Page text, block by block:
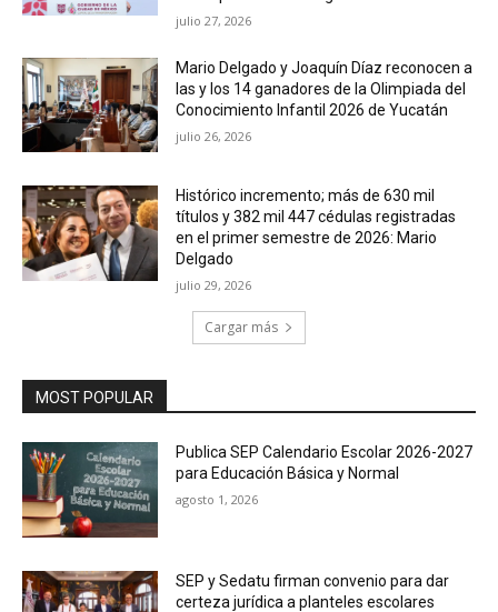
julio 27, 2026
Mario Delgado y Joaquín Díaz reconocen a
las y los 14 ganadores de la Olimpiada del
Conocimiento Infantil 2026 de Yucatán
julio 26, 2026
Histórico incremento; más de 630 mil
títulos y 382 mil 447 cédulas registradas
en el primer semestre de 2026: Mario
Delgado
julio 29, 2026
Cargar más
MOST POPULAR
Publica SEP Calendario Escolar 2026-2027
para Educación Básica y Normal
agosto 1, 2026
SEP y Sedatu firman convenio para dar
certeza jurídica a planteles escolares